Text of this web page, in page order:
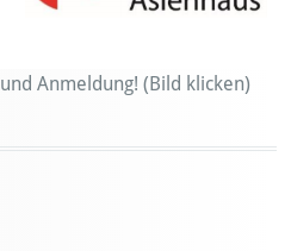
Anmeldung! (Bild klicken)